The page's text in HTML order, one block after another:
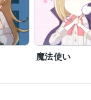
魔法使い